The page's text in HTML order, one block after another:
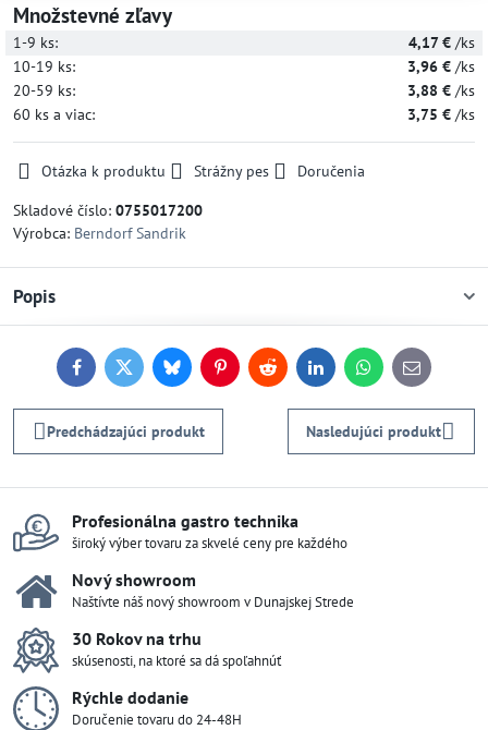
Množstevné zľavy
1-9 ks: 4,17 € /ks
10-19 ks: 3,96 € /ks
20-59 ks: 3,88 € /ks
60 ks a viac: 3,75 € /ks
Otázka k produktu Strážny pes
Doručenia
Skladové číslo: 0755017200
Výrobca: Berndorf Sandrik
Popis
FacebookTwitterBlueskyPinterestReddit LinkedInWhatsApp
E-
mail
Predchádzajúci produkt Nasledujúci produkt
Profesionálna gastro technika
široký výber tovaru za skvelé ceny pre každého
Nový showroom
Naštívte náš nový showroom v Dunajskej Strede
30 Rokov na trhu
skúsenosti, na ktoré sa dá spoľahnúť
Rýchle dodanie
Doručenie tovaru do 24-48H